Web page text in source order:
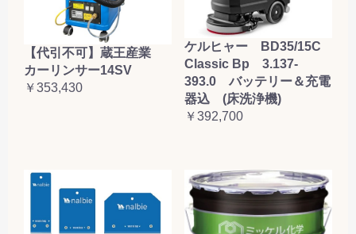
【代引不可】蔵王産業
カーリンサー14SV
￥353,430
ケルヒャー BD35/15C
Classic Bp 3.137-
393.0 バッテリー＆充電
器込 (床洗浄機)
￥392,700